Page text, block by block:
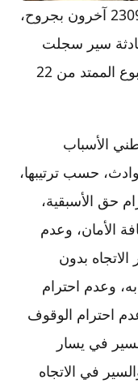
لقي 15 شخصا مصرعهم، وأصيب 2309 آخرون بجروح،
66 منهم بليغة، في 1672 حادثة سير سجلت
داخل المناطق الحضرية، خلال الأسبوع الممتد من 22
الأسباب
حسب ترتيبها،
حق الأسبقية،
الأمان، وعدم
الاتجاه بدون
وعدم احترام
احترام الوقوف
في يسار
في الاتجاه